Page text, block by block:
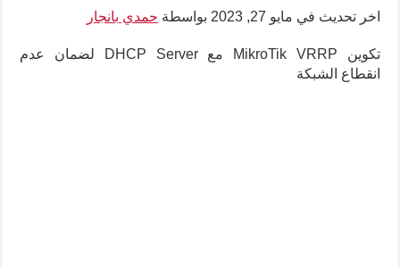
اخر تحديث في مايو 27, 2023 بواسطة حمدي بانجار
تكوين MikroTik VRRP مع DHCP Server لضمان عدم
انقطاع الشبكة